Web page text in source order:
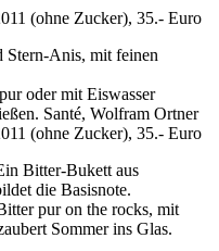
(ohne Zucker), 35.- Euro
Anis, mit feinen
oder mit Eiswasser
Santé, Wolfram Ortner
(ohne Zucker), 35.- Euro
Bitter-Bukett aus
die Basisnote.
pur on the rocks, mit
Sommer ins Glas.